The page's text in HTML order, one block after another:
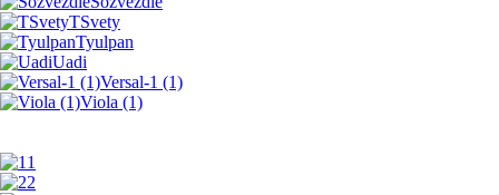
TSvety
Tyulpan
Uadi
Versal-1 (1)
Viola (1)
1
2